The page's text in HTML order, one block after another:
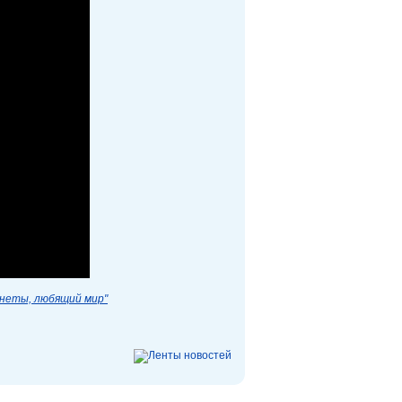
любящий мир"